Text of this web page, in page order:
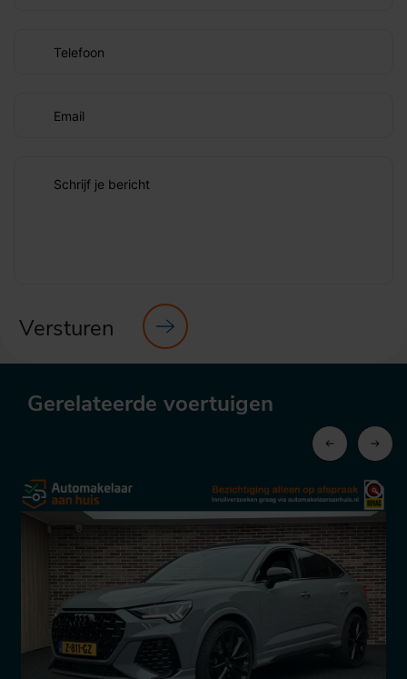
Telefoon
Email
Schrijf je bericht
Versturen
Gerelateerde voertuigen